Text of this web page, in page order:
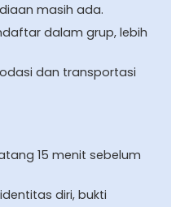
masih ada.
dalam grup, lebih
dan transportasi
15 menit sebelum
diri, bukti